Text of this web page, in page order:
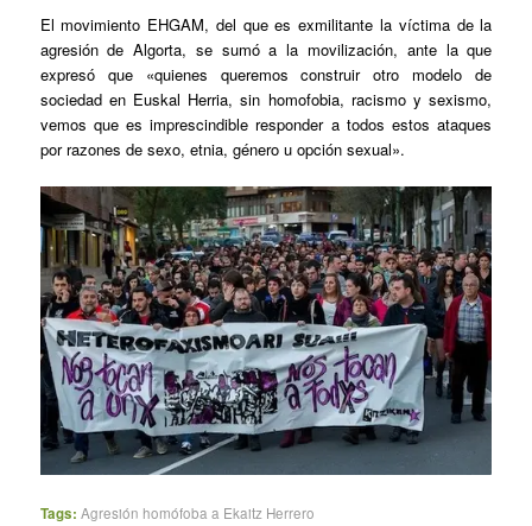
El movimiento EHGAM, del que es exmilitante la víctima de la
agresión de Algorta, se sumó a la movilización, ante la que
expresó que «quienes queremos construir otro modelo de
sociedad en Euskal Herria, sin homofobia, racismo y sexismo,
vemos que es imprescindible responder a todos estos ataques
por razones de sexo, etnia, género u opción sexual».
Tags: Agresión homófoba a Ekaitz Herrero